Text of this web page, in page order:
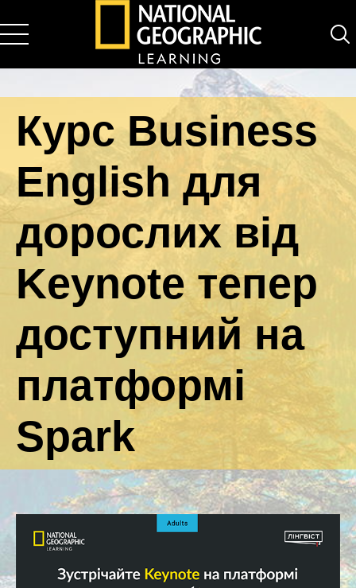
National Geographic Learning
Курс Business
English для
дорослих від
Keynote тепер
доступний на
платформі
Spark